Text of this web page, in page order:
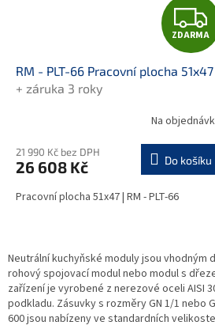
A
ZDARMA
RM - PLT-66 Pracovní plocha 51x47
+ záruka 3 roky
Na
21 990 Kč bez DPH
26 608 Kč Do košíku
Pracovní plocha 51x47 | RM - PLT-66
Neutrální kuchyňské moduly jsou vhodným
rohový spojovací modul nebo modul s
zařízení je vyrobené z nerezové oceli AISI
podkladu. Zásuvky s rozměry GN 1/1 nebo
600 jsou nabízeny ve standardních